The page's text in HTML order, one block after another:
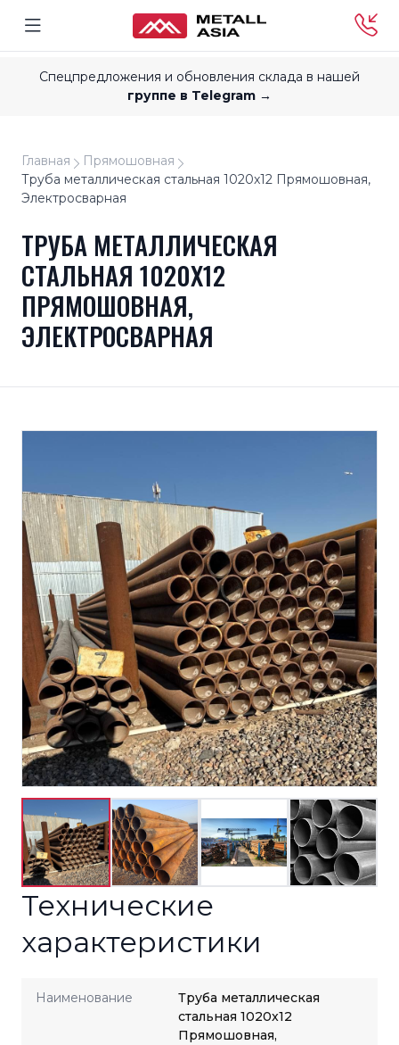
Спецпредложения и обновления склада в нашей
группе в Telegram →
Главная
Прямошовная
Труба металлическая стальная 1020x12 Прямошовная,
Электросварная
ТРУБА МЕТАЛЛИЧЕСКАЯ
СТАЛЬНАЯ 1020X12
ПРЯМОШОВНАЯ,
ЭЛЕКТРОСВАРНАЯ
Технические
характеристики
Наименование
Труба металлическая
стальная 1020x12
Прямошовная,